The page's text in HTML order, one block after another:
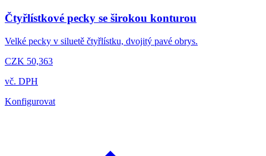
Čtyřlístkové pecky se širokou konturou
Velké pecky v siluetě čtyřlístku, dvojitý pavé obrys.
CZK 50,363
vč. DPH
Konfigurovat